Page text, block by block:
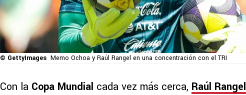
© GettyImages Memo Ochoa y Raúl Rangel en una concentración con el TRI
Con la Copa Mundial cada vez más cerca, Raúl Rangel